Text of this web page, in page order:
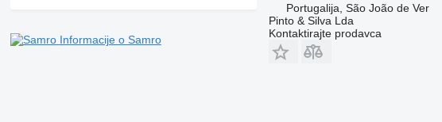
Informacije o Samro
Portugalija, São João de Ver
Pinto & Silva Lda
Kontaktirajte prodavca